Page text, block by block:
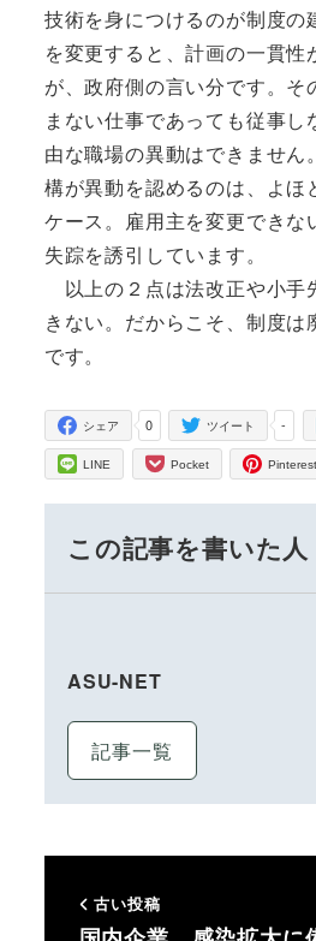
技術を身につけるのが制度の
を変更すると、計画の一貫
が、政府側の言い分です。そ
まない仕事であっても従事し
由な職場の異動はできません
構が異動を認めるのは、よほ
ケース。雇用主を変更できな
失踪を誘引しています。
以上の２点は法改正や小手
きない。だからこそ、制度
です。
0
シェア -
ツイート
LINE Pocket Pinterest
この記事を書いた人
ASU-NET
記事一覧
古い投稿